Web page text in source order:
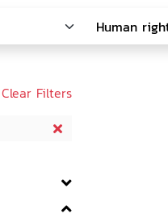
Clear Filters